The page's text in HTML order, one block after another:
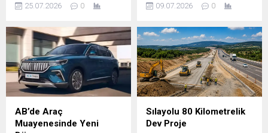
Ticaret Bakanlığı, dijital
devam ederken, Yabancı
Araç Taahhütname
Sorgulama hizmetiyle belge
doğrulama işlemlerini hızlı
ve güvenilir hale getiriyor.
Yabancı Araç Taahhütname
Sorgulama sistemi, Ticaret
Bakanlığı tarafından
25.07.2026 0
Sılakeş Telsiz ve Radyo
indirip oradan doğru bilgi
almanızdır. Kaynak:
https://roads.org.mk
09.07.2026 0
AB’de Araç
Muayenesinde Yeni
Sılayolu 80 Kilometrelik
Dev Proje